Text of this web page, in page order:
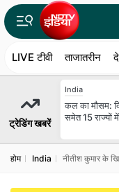
LIVE टीवी ताजातरीन
ट्रेडिंग खबरें
India
कल का मौसम:
समेत 15 राज्यों में
होम India नीतीश कुमार के